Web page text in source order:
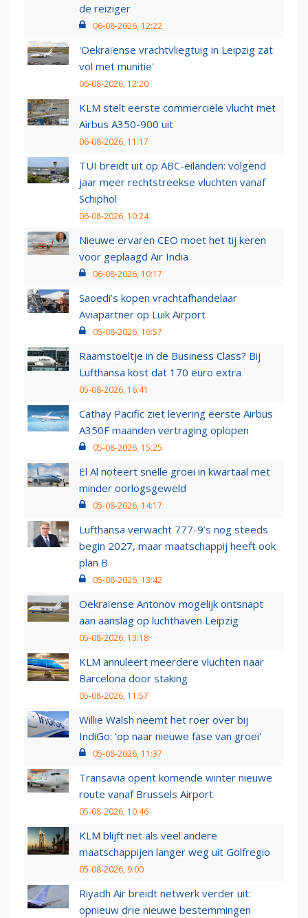
de reiziger
06-08-2026, 12:22
'Oekraïense vrachtvliegtuig in Leipzig zat
vol met munitie'
06-08-2026, 12:20
KLM stelt eerste commerciële vlucht met
Airbus A350-900 uit
06-08-2026, 11:17
TUI breidt uit op ABC-eilanden: volgend
jaar meer rechtstreekse vluchten vanaf
Schiphol
06-08-2026, 10:24
Nieuwe ervaren CEO moet het tij keren
voor geplaagd Air India
06-08-2026, 10:17
Saoedi’s kopen vrachtafhandelaar
Aviapartner op Luik Airport
05-08-2026, 16:57
Raamstoeltje in de Business Class? Bij
Lufthansa kost dat 170 euro extra
05-08-2026, 16:41
Cathay Pacific ziet levering eerste Airbus
A350F maanden vertraging oplopen
05-08-2026, 15:25
El Al noteert snelle groei in kwartaal met
minder oorlogsgeweld
05-08-2026, 14:17
Lufthansa verwacht 777-9’s nog steeds
begin 2027, maar maatschappij heeft ook
plan B
05-08-2026, 13:42
Oekraïense Antonov mogelijk ontsnapt
aan aanslag op luchthaven Leipzig
05-08-2026, 13:18
KLM annuleert meerdere vluchten naar
Barcelona door staking
05-08-2026, 11:57
Willie Walsh neemt het roer over bij
IndiGo: 'op naar nieuwe fase van groei'
05-08-2026, 11:37
Transavia opent komende winter nieuwe
route vanaf Brussels Airport
05-08-2026, 10:46
KLM blijft net als veel andere
maatschappijen langer weg uit Golfregio
05-08-2026, 9:00
Riyadh Air breidt netwerk verder uit:
opnieuw drie nieuwe bestemmingen